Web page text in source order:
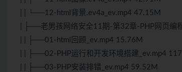
| | └──12-html背景.ev4a_ev.mp4 47.15M
| ├──老男孩网络安全11期-第32章-PHP网页编
| | ├──01-html回顾_ev.mp4 15.76M
| | ├──02-PHP运行和开发环境搭建_ev.mp4
| | ├──03-PHP安装排错_ev.mp4 59.52M